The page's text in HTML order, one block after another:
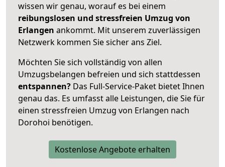
wissen wir genau, worauf es bei einem
reibungslosen und stressfreien Umzug von
Erlangen ankommt. Mit unserem zuverlässigen
Netzwerk kommen Sie sicher ans Ziel.
Möchten Sie sich vollständig von allen
Umzugsbelangen befreien und sich stattdessen
entspannen? Das Full-Service-Paket bietet Ihnen
genau das. Es umfasst alle Leistungen, die Sie für
einen stressfreien Umzug von Erlangen nach
Dorohoi benötigen.
Kostenlose Angebote erhalten